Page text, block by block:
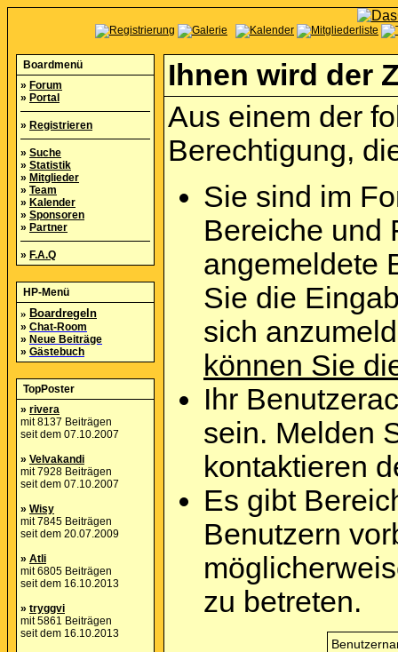
Boardmenü
» Forum
» Portal
» Registrieren
» Suche
» Statistik
» Mitglieder
» Team
» Kalender
» Sponsoren
» Partner
» F.A.Q
HP-Menü
» Boardregeln
» Chat-Room
» Neue Beiträge
» Gästebuch
TopPoster
» rivera
mit 8137 Beiträgen
seit dem 07.10.2007
» Velvakandi
mit 7928 Beiträgen
seit dem 07.10.2007
» Wisy
mit 7845 Beiträgen
seit dem 20.07.2009
» Atli
mit 6805 Beiträgen
seit dem 16.10.2013
» tryggvi
mit 5861 Beiträgen
seit dem 16.10.2013
Ihnen wird der
Aus einem der
Berechtigung,
Sie sind im
Bereiche und
angemeldete
Sie die
sich
können Sie
Ihr
sein. Melden
kontaktieren
Es gibt
Benutzern
zu betreten.